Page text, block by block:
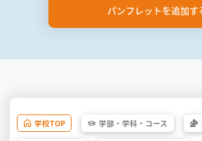
パンフレットを追加す
学校TOP 学部・ 学科・ コース